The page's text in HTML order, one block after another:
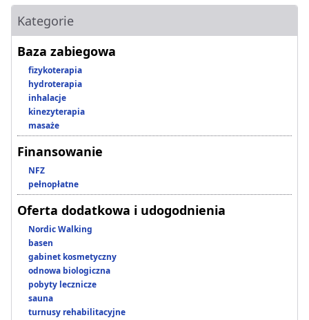
Kategorie
Baza zabiegowa
fizykoterapia
hydroterapia
inhalacje
kinezyterapia
masaże
Finansowanie
NFZ
pełnopłatne
Oferta dodatkowa i udogodnienia
Nordic Walking
basen
gabinet kosmetyczny
odnowa biologiczna
pobyty lecznicze
sauna
turnusy rehabilitacyjne